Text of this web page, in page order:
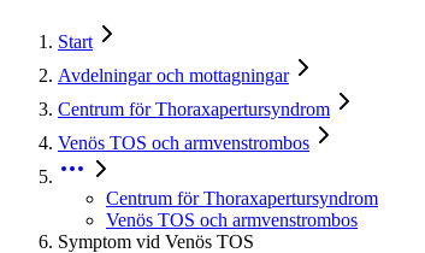
Start
Avdelningar och mottagningar
Centrum för Thoraxapertursyndrom
Venös TOS och armvenstrombos
Centrum för Thoraxapertursyndrom
Venös TOS och armvenstrombos
Symptom vid Venös TOS